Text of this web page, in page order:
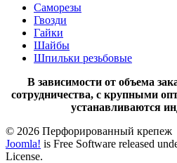
Саморезы
Гвозди
Гайки
Шайбы
Шпильки резьбовые
В зависимости от объема
сотрудничества, с крупными
устанавливаются
© 2026 Перфорированный крепеж
Joomla! is Free Software released
License.